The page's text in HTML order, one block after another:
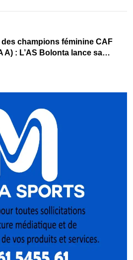
des champions féminine CAF
A) : L’AS Bolonta lance sa